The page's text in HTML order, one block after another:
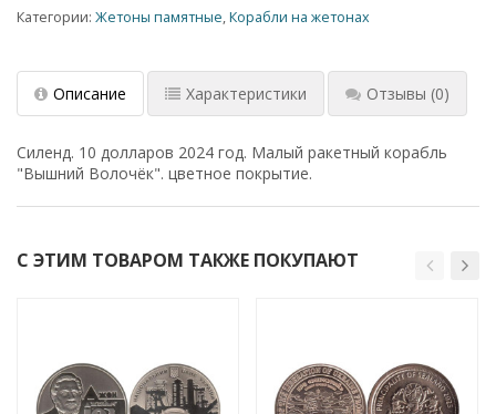
Категории: Жетоны памятные,Корабли на жетонах
Описание Характеристики Отзывы (0)
Силенд. 10 долларов 2024 год. Малый ракетный корабль
"Вышний Волочёк". цветное покрытие.
С ЭТИМ ТОВАРОМ ТАКЖЕ ПОКУПАЮТ